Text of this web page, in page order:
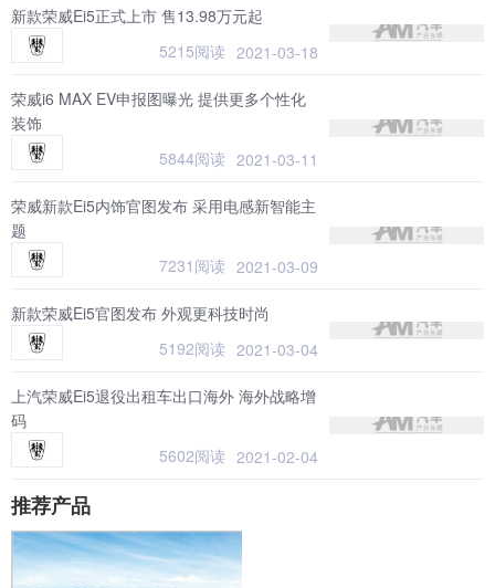
新款荣威Ei5正式上市 售13.98万元起
5215阅读 2021-03-18
荣威i6 MAX EV申报图曝光 提供更多个性化
装饰
5844阅读 2021-03-11
荣威新款Ei5内饰官图发布 采用电感新智能主
题
7231阅读 2021-03-09
新款荣威Ei5官图发布 外观更科技时尚
5192阅读 2021-03-04
上汽荣威Ei5退役出租车出口海外 海外战略增
码
5602阅读 2021-02-04
推荐产品